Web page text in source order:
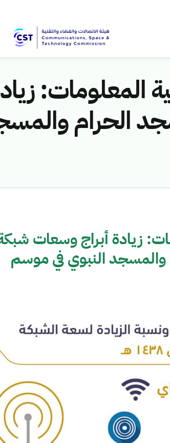
المعلومات:
الحرام
زيادة أبراج وسعات
والمسجد النبوي في موسم